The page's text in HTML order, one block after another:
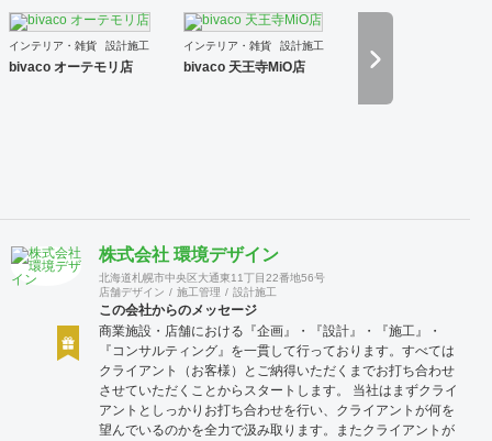
インテリア・雑貨 設計施工
bivaco オーテモリ店
インテリア・雑貨 設計施工
bivaco 天王寺MiO店
株式会社 環境デザイン
北海道札幌市中央区大通東11丁目22番地56号
店舗デザイン
施工管理 設計施工
この会社からのメッセージ
商業施設・店舗における『企画』・『設計』・『施工』・
『コンサルティング』を一貫して行っております。すべては
クライアント（お客様）とご納得いただくまでお打ち合わせ
させていただくことからスタートします。 当社はまずクライ
アントとしっかりお打ち合わせを行い、クライアントが何を
望んでいるのかを全力で汲み取ります。またクライアントが